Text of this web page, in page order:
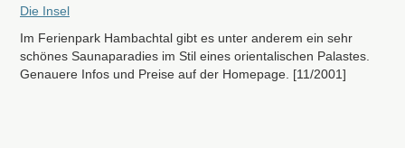
Die Insel
Im Ferienpark Hambachtal gibt es unter anderem ein sehr
schönes Saunaparadies im Stil eines orientalischen Palastes.
Genauere Infos und Preise auf der Homepage. [11/2001]